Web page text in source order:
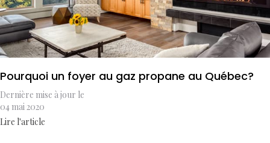
Pourquoi un foyer au gaz propane au Québec?
Dernière mise à jour le
04 mai 2020
Lire l'article